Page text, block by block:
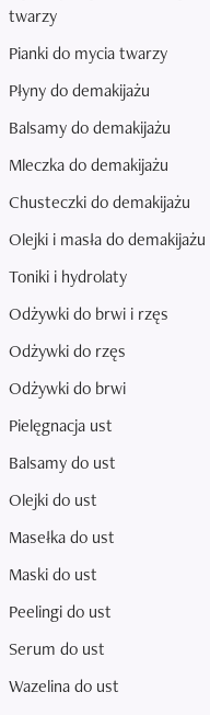
twarzy
Pianki do mycia twarzy
Płyny do demakijażu
Balsamy do demakijażu
Mleczka do demakijażu
Chusteczki do demakijażu
Olejki i masła do demakijażu
Toniki i hydrolaty
Odżywki do brwi i rzęs
Odżywki do rzęs
Odżywki do brwi
Pielęgnacja ust
Balsamy do ust
Olejki do ust
Masełka do ust
Maski do ust
Peelingi do ust
Serum do ust
Wazelina do ust